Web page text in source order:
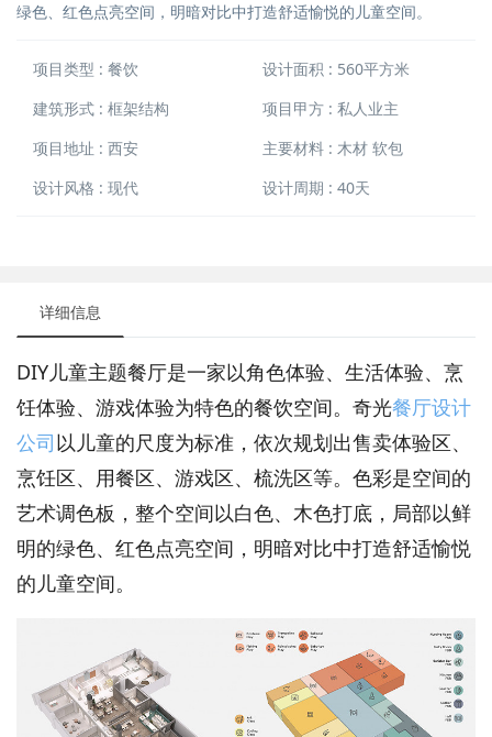
绿色、红色点亮空间，明暗对比中打造舒适愉悦的儿童空间。
项目类型 : 餐饮
设计面积 : 560平方米
建筑形式 : 框架结构
项目甲方 : 私人业主
项目地址 : 西安
主要材料 : 木材 软包
设计风格 : 现代
设计周期 : 40天
详细信息
DIY儿童主题餐厅是一家以角色体验、生活体验、烹
饪体验、游戏体验为特色的餐饮空间。奇光餐厅设计
公司以儿童的尺度为标准，依次规划出售卖体验区、
烹饪区、用餐区、游戏区、梳洗区等。色彩是空间的
艺术调色板，整个空间以白色、木色打底，局部以鲜
明的绿色、红色点亮空间，明暗对比中打造舒适愉悦
的儿童空间。